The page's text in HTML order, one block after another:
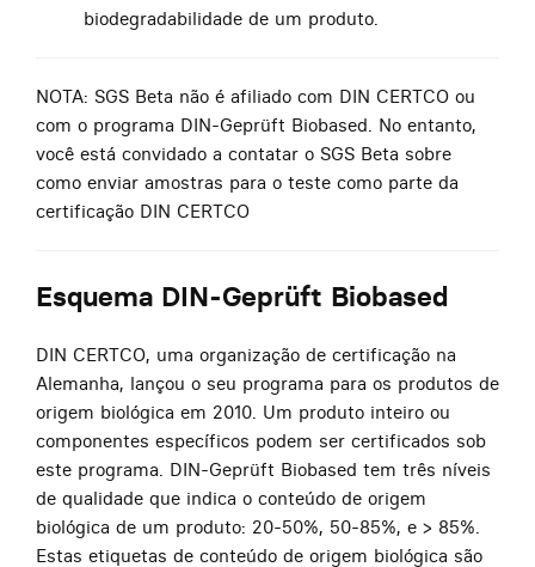
biodegradabilidade de um produto.
NOTA: SGS Beta não é afiliado com DIN CERTCO ou
com o programa DIN-Geprüft Biobased. No entanto,
você está convidado a contatar o SGS Beta sobre
como enviar amostras para o teste como parte da
certificação DIN CERTCO
Esquema DIN-Geprüft Biobased
DIN CERTCO, uma organização de certificação na
Alemanha, lançou o seu programa para os produtos de
origem biológica em 2010. Um produto inteiro ou
componentes específicos podem ser certificados sob
este programa. DIN-Geprüft Biobased tem três níveis
de qualidade que indica o conteúdo de origem
biológica de um produto: 20-50%, 50-85%, e > 85%.
Estas etiquetas de conteúdo de origem biológica são